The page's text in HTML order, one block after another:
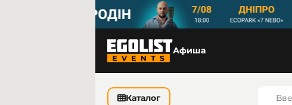
Афиша
Каталог